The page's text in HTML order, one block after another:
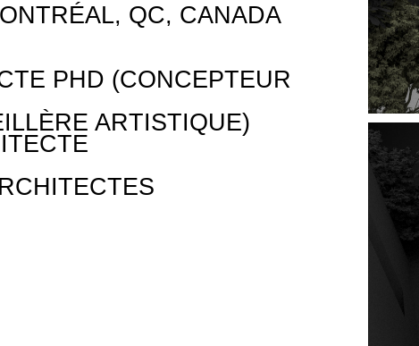
QC, CANADA
PHD (CONCEPTEUR
ARTISTIQUE)